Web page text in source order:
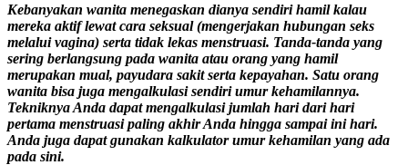
Kebanyakan wanita menegaskan dianya sendiri hamil kalau
mereka aktif lewat cara seksual (mengerjakan hubungan seks
melalui vagina) serta tidak lekas menstruasi. Tanda-tanda yang
sering berlangsung pada wanita atau orang yang hamil
merupakan mual, payudara sakit serta kepayahan. Satu orang
wanita bisa juga mengalkulasi sendiri umur kehamilannya.
Tekniknya Anda dapat mengalkulasi jumlah hari dari hari
pertama menstruasi paling akhir Anda hingga sampai ini hari.
Anda juga dapat gunakan kalkulator umur kehamilan yang ada
pada sini.